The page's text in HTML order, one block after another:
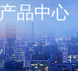
产品中心